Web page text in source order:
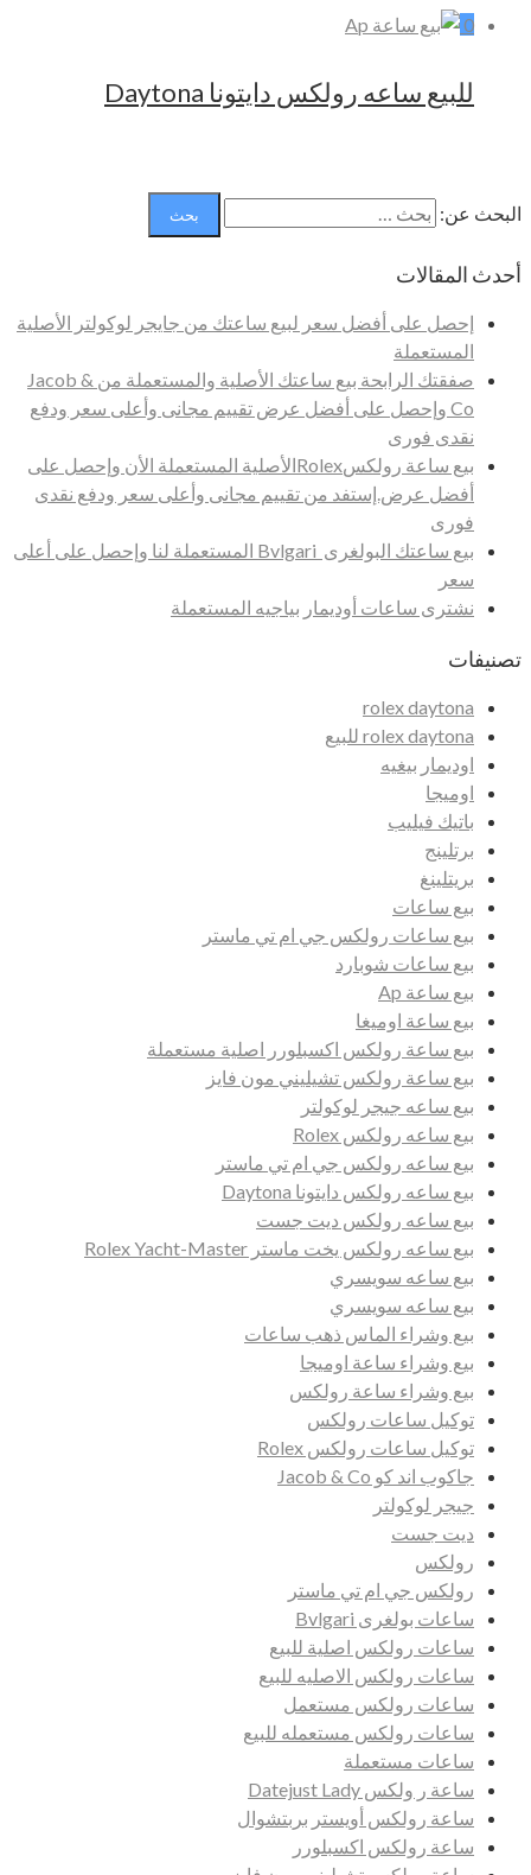
0
للبيع ساعه رولكس دايتونا Daytona
البحث عن:
أحدث المقالات
إحصل على أفضل سعر لبيع ساعتك من جايجر لوكولتر الأصلية
المستعملة
صفقتك الرابحة بيع ساعتك الأصلية والمستعملة من Jacob &
Co وإحصل على أفضل عرض تقييم مجانى وأعلى سعر ودفع
نقدى فورى
بيع ساعة رولكسRolexالأصلية المستعملة الأن وإحصل على
أفضل عرض.إستفد من تقييم مجانى وأعلى سعر ودفع نقدى
فورى
بيع ساعتك البولغرى Bvlgari المستعملة لنا وإحصل على أعلى
سعر
نشترى ساعات أوديمار بياجيه المستعملة
تصنيفات
rolex daytona
rolex daytona للبيع
اوديمار بيغيه
اوميجا
باتيك فيليب
برتلينج
بريتلينغ
بيع ساعات
بيع ساعات رولكس جي ام تي ماستر
بيع ساعات شوبارد
بيع ساعة Ap
بيع ساعة اوميغا
بيع ساعة رولكس اكسبلورر اصلية مستعملة
بيع ساعة رولكس تشيليني مون فايز
بيع ساعه جيجر لوكولتر
بيع ساعه رولكس Rolex
بيع ساعه رولكس جي ام تي ماستر
بيع ساعه رولكس دايتونا Daytona
بيع ساعه رولكس ديت جست
بيع ساعه رولكس يخت ماستر Rolex Yacht-Master
بيع ساعه سويسري
بيع ساعه سويسري
بيع وشراء الماس ذهب ساعات
بيع وشراء ساعة اوميجا
بيع وشراء ساعة رولكس
توكيل ساعات رولكس
توكيل ساعات رولكس Rolex
جاكوب اند كو Jacob & Co
جيجر لوكولتر
ديت جست
رولكس
رولكس جي ام تي ماستر
ساعات بولغرى Bvlgari
ساعات رولكس اصلية للبيع
ساعات رولكس الاصليه للبيع
ساعات رولكس مستعمل
ساعات رولكس مستعمله للبيع
ساعات مستعملة
ساعة ر ولكس Datejust Lady
ساعة رولكس أويستر بربتشوال
ساعة رولكس اكسبلورر